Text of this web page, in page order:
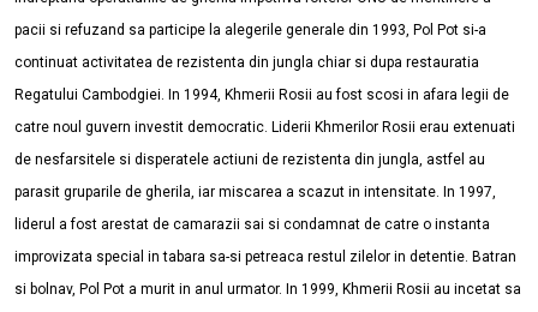
pacii si refuzand sa participe la alegerile generale din 1993, Pol Pot si-a
continuat activitatea de rezistenta din jungla chiar si dupa restauratia
Regatului Cambodgiei. In 1994, Khmerii Rosii au fost scosi in afara legii de
catre noul guvern investit democratic. Liderii Khmerilor Rosii erau extenuati
de nesfarsitele si disperatele actiuni de rezistenta din jungla, astfel au
parasit gruparile de gherila, iar miscarea a scazut in intensitate. In 1997,
liderul a fost arestat de camarazii sai si condamnat de catre o instanta
improvizata special in tabara sa-si petreaca restul zilelor in detentie. Batran
si bolnav, Pol Pot a murit in anul urmator. In 1999, Khmerii Rosii au incetat sa